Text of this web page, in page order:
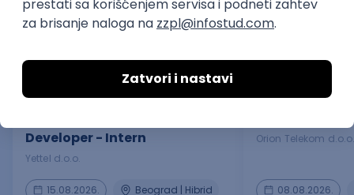
Poslovi posle studija
prakse
Developer - Intern
Yettel d.o.o.
15.08.2026. Beograd | Hibrid
Orion Telekom
08.08.2026.